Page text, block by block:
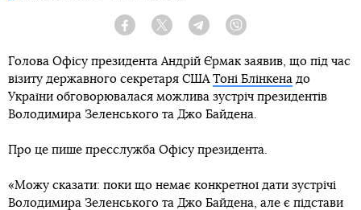
Facebook Twitter Telegram
Голова Офісу президента Андрій Єрмак заявив, що під час
візиту державного секретаря США Тоні Блінкена до
України обговорювалася можлива зустріч президентів
Володимира Зеленського та Джо Байдена.
Про це пише пресслужба Офісу президента.
«Можу сказати: поки що немає конкретної дати зустрічі
Володимира Зеленського та Джо Байдена, але є підстави